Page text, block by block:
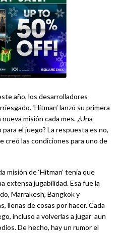
año, los desarrolladores
‘Hitman’ lanzó su primera
misión cada mes. ¿Una
el juego? La respuesta es no,
creó las condiciones para uno de
misión de ‘Hitman’ tenía que
extensa jugabilidad. Esa fue la
Marrakesh, Bangkok y
llenas de cosas por hacer. Cada
incluso a volverlas a jugar aun
De hecho, hay un rumor el